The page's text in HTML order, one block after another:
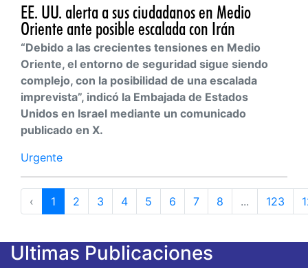
EE. UU. alerta a sus ciudadanos en Medio
Oriente ante posible escalada con Irán
“Debido a las crecientes tensiones en Medio
Oriente, el entorno de seguridad sigue siendo
complejo, con la posibilidad de una escalada
imprevista”, indicó la Embajada de Estados
Unidos en Israel mediante un comunicado
publicado en X.
Urgente
‹ 1 2 3 4 5 6 7 8 ... 123
Ultimas Publicaciones